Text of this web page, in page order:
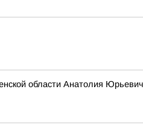
области Анатолия